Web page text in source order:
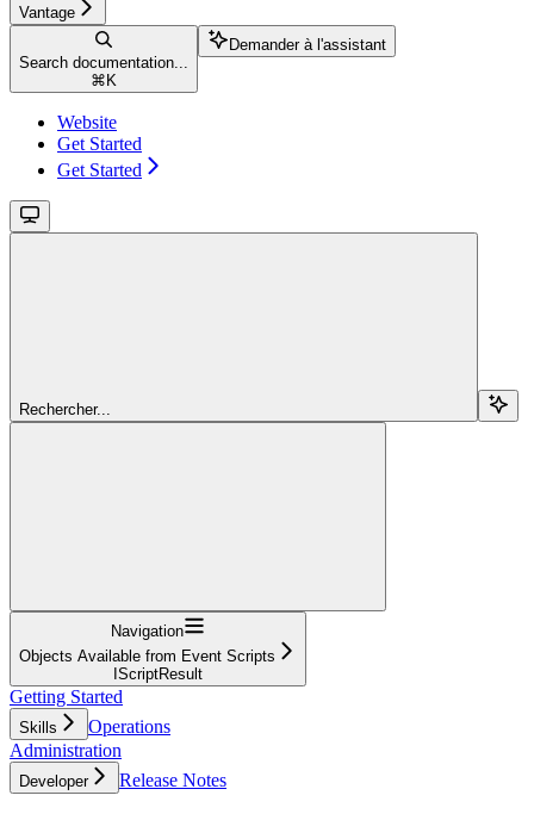
Vantage
Search documentation...
⌘ K
Demander à l'assistant
Website
Get Started
Get Started
Rechercher...
Navigation
Objects Available from Event Scripts
IScriptResult
Getting Started
Skills
Operations
Administration
Developer Release Notes